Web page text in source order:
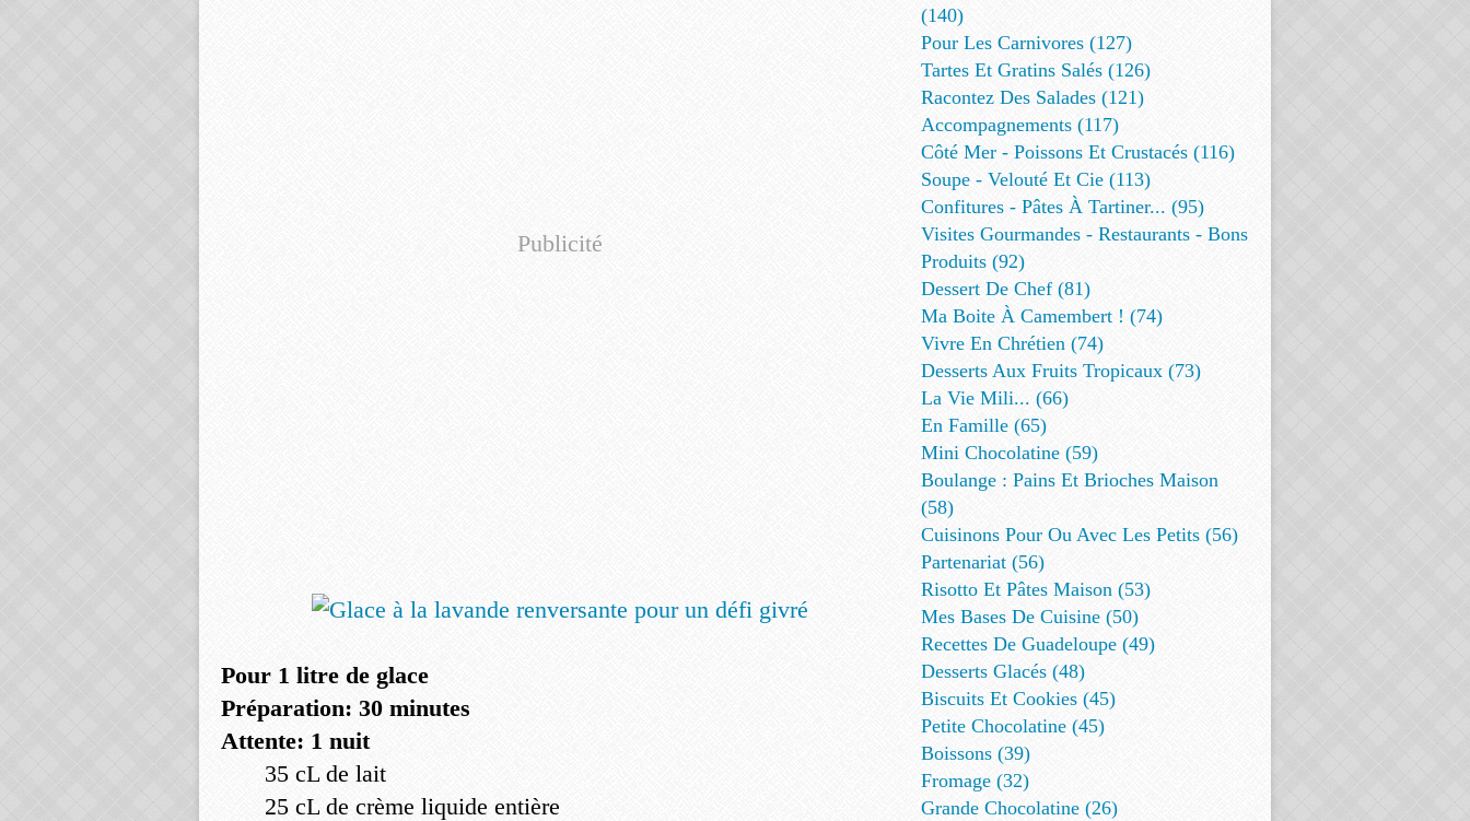
Publicité
Pour 1 litre de glace
Préparation: 30 minutes
Attente: 1 nuit
35 cL de lait
25 cL de crème liquide entière
(140)
Pour Les Carnivores (127)
Tartes Et Gratins Salés (126)
Racontez Des Salades (121)
Accompagnements (117)
Côté Mer - Poissons Et Crustacés (116)
Soupe - Velouté Et Cie (113)
Confitures - Pâtes À Tartiner... (95)
Visites Gourmandes - Restaurants - Bons
Produits (92)
Dessert De Chef (81)
Ma Boite À Camembert ! (74)
Vivre En Chrétien (74)
Desserts Aux Fruits Tropicaux (73)
La Vie Mili... (66)
En Famille (65)
Mini Chocolatine (59)
Boulange : Pains Et Brioches Maison
(58)
Cuisinons Pour Ou Avec Les Petits (56)
Partenariat (56)
Risotto Et Pâtes Maison (53)
Mes Bases De Cuisine (50)
Recettes De Guadeloupe (49)
Desserts Glacés (48)
Biscuits Et Cookies (45)
Petite Chocolatine (45)
Boissons (39)
Fromage (32)
Grande Chocolatine (26)